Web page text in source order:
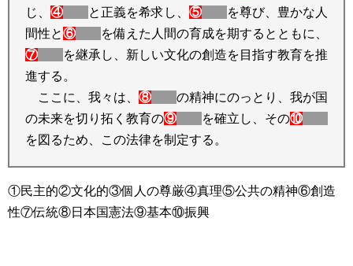
じ、 ④ と正義を希求し、 ⑤
を尊び、豊かな人
間性と⑥
を備えた人間の育成を期するとともに、
⑦
を継承し、新しい文化の創造を目指す教育を推
進する。
ここに、我々は、 ⑧
の精神にのっとり、我が国
の未来を切り拓く教育の⑨ を確立し、その⑩
を図るため、この法律を制定する。
①民主的②文化的③個人の尊厳④真理⑤公共の精神⑥創造
性⑦伝統⑧日本国憲法⑨基本⑩振興